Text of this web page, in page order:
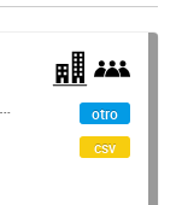
otro
csv